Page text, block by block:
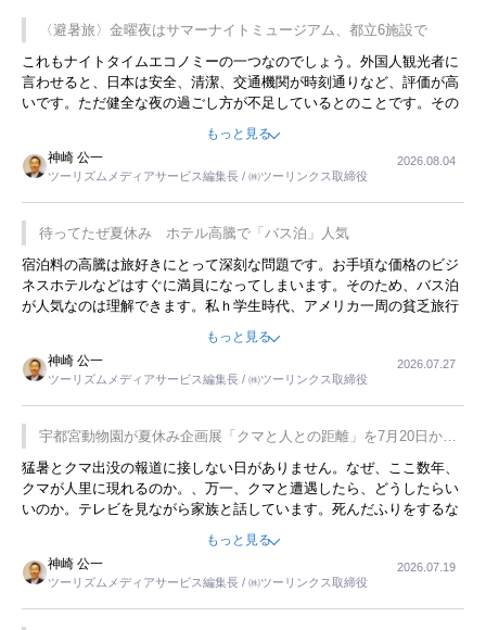
〈避暑旅〉金曜夜はサマーナイトミュージアム、都立6施設で
これもナイトタイムエコノミーの一つなのでしょう。外国人観光者に
言わせると、日本は安全、清潔、交通機関が時刻通りなど、評価が高
いです。ただ健全な夜の過ごし方が不足しているとのことです。その
ような意味で、金曜夜にこのようなイベントが行われれば、日本人に
限らず外国人にとっても楽しみが増えるでしょうね。
もっと見る
神崎 公一
ツーリズムメディアサービス編集長 / ㈱ツーリンクス取締役
2026.08.04
待ってたぜ夏休み ホテル高騰で「バス泊」人気
宿泊料の高騰は旅好きにとって深刻な問題です。お手頃な価格のビジ
ネスホテルなどはすぐに満員になってしまいます。そのため、バス泊
が人気なのは理解できます。私ｈ学生時代、アメリカ一周の貧乏旅行
をした時は、移動はグレイハウンドバスでした。夕方から夜の便を利
用してホテル代を浮かせていました。ただし、若いからできたことで
す。若い人が夜行バスで京都に行った、青森に行ったと聞くと、疲れ
が残らないのかなと思ってしまいます。
もっと見る
神崎 公一
ツーリズムメディアサービス編集長 / ㈱ツーリンクス取締役
2026.07.27
宇都宮動物園が夏休み企画展「クマと人との距離」を7月20日から
開催
猛暑とクマ出没の報道に接しない日がありません。なぜ、ここ数年、
クマが人里に現れるのか。、万一、クマと遭遇したら、どうしたらい
いのか。テレビを見ながら家族と話しています。死んだふりをするな
んてことは、冗談でもいえません。そんな中で、この企画展はタイム
もっと見る
神崎 公一
ツーリズムメディアサービス編集長 / ㈱ツーリンクス取締役
2026.07.19